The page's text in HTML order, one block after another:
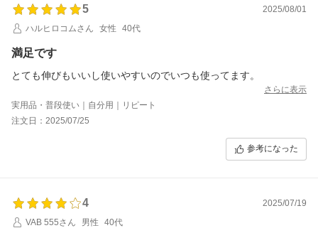
5
2025/08/01
ハルヒロコムさん
女性 40代
満足です
とても伸びもいいし使いやすいのでいつも使ってます。
さらに表示
実用品・普段使い｜自分用｜リピート
注文日：2025/07/25
参考になった
4
2025/07/19
VAB 555さん
男性 40代